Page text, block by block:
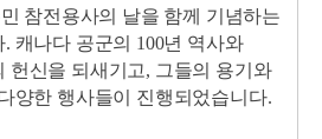
참전용사의 날을 함께 기념하는
캐나다 공군의 100년 역사와
헌신을 되새기고, 그들의 용기와
양한 행사들이 진행되었습니다.